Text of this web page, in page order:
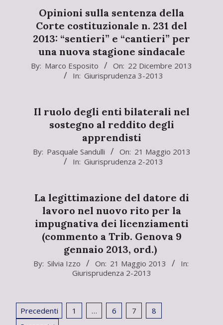
Opinioni sulla sentenza della
Corte costituzionale n. 231 del
2013: “sentieri” e “cantieri” per
una nuova stagione sindacale
2013-
By: Marco Esposito On: 22 Dicembre 2013
In: Giurisprudenza 3-2013
Il ruolo degli enti bilaterali nel
sostegno al reddito degli
apprendisti
2013-
By: Pasquale Sandulli On: 21 Maggio 2013
In: Giurisprudenza 2-2013
La legittimazione del datore di
lavoro nel nuovo rito per la
impugnativa dei licenziamenti
(commento a Trib. Genova 9
gennaio 2013, ord.)
2013-
By: Silvia Izzo On: 21 Maggio 2013
In:
Giurisprudenza 2-2013
Paginazione
Precedenti 1 … 6 7
8